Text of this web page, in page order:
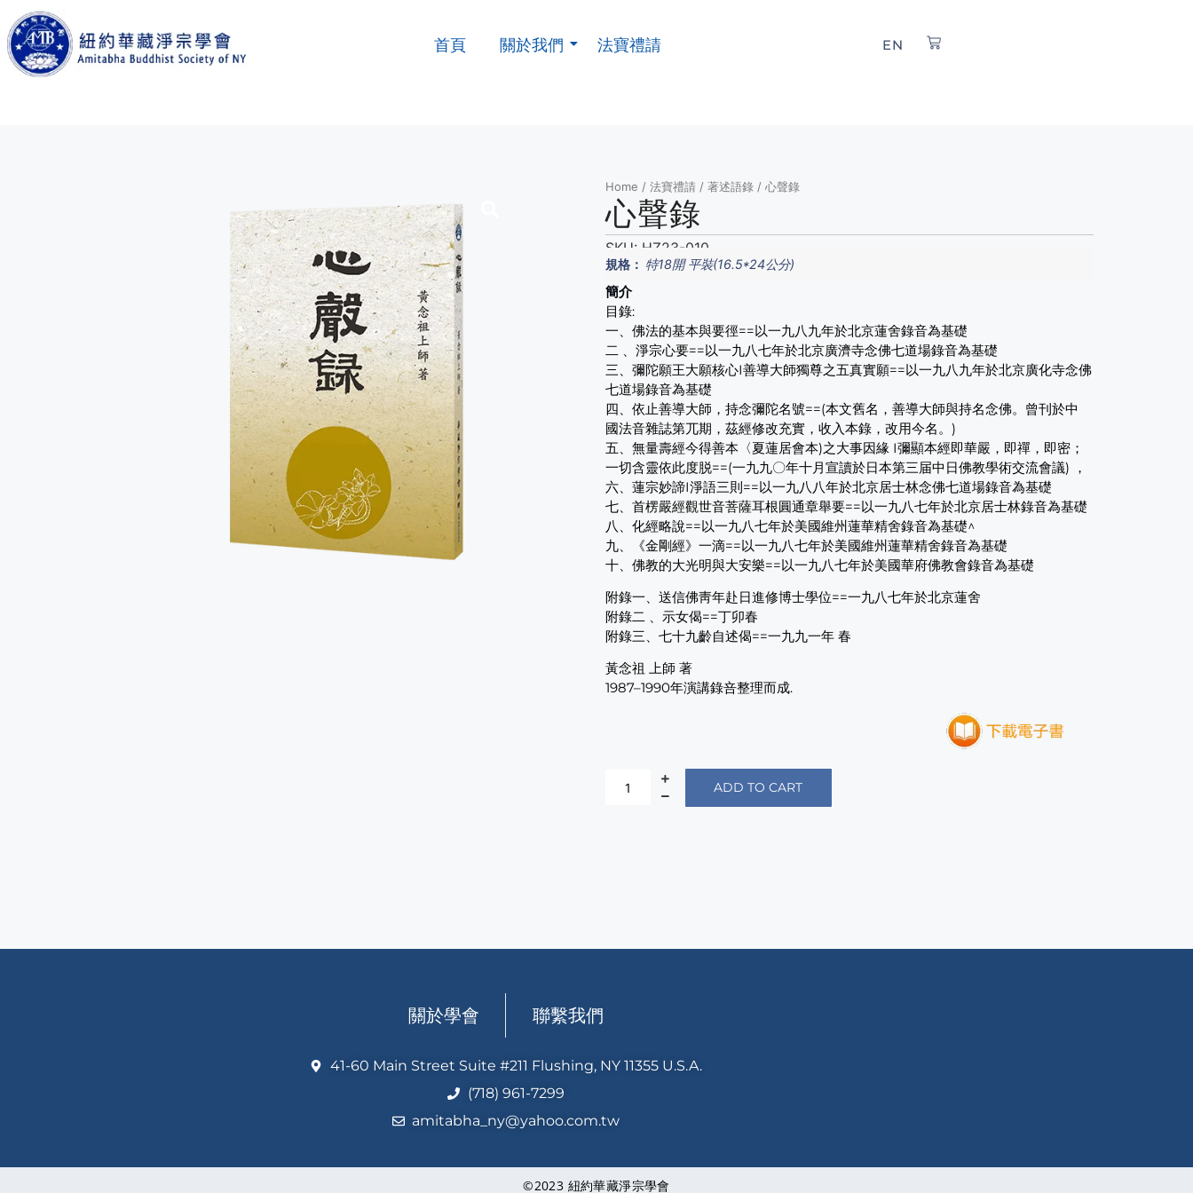
首頁 關於我們 法寶禮請 EN
Home / 法寶禮請 / 著述語錄 / 心聲錄
心聲錄
SKU: HZ23-010
規格： 特18開 平裝(16.5*24公分)
簡介
目錄:
一、佛法的基本與要徑==以一九八九年於北京蓮舍錄音為基礎
二 、淨宗心要==以一九八七年於北京廣濟寺念佛七道場錄音為基礎
三、彌陀願王大願核心I善導大師獨尊之五真實願==以一九八九年於北京廣化寺念佛
七道場錄音為基礎
四、依止善導大師，持念彌陀名號==(本文舊名，善導大師與持名念佛。曾刊於中
國法音雜誌第兀期，茲經修改充實，收入本錄，改用今名。)
五、無量壽經今得善本〈夏蓮居會本)之大事因緣 I彌顯本經即華嚴，即禪，即密；
一切含靈依此度脱==(一九九〇年十月宣讀於日本第三届中日佛教學術交流會議) ，
六、蓮宗妙諦I淨語三則==以一九八八年於北京居士林念佛七道場錄音為基礎
七、首楞嚴經觀世音菩薩耳根圓通章舉要==以一九八七年於北京居士林錄音為基礎
八、化經略說==以一九八七年於美國維州蓮華精舍錄音為基礎^
九、《金剛經》一滴==以一九八七年於美國維州蓮華精舍錄音為基礎
十、佛教的大光明與大安樂==以一九八七年於美國華府佛教會錄音為基礎
附錄一、送信佛靑年赴日進修博士學位==一九八七年於北京蓮舍
附錄二 、示女偈==丁卯春
附錄三、七十九齡自述偈==一九九一年 春
黃念祖 上師 著
1987–1990年演講錄咅整理而成.
ADD TO CART
關於學會 聯繫我們
41-60 Main Street Suite #211 Flushing, NY 11355 U.S.A.
(718) 961-7299
amitabha_ny@yahoo.com.tw
©2023 紐約華藏淨宗學會